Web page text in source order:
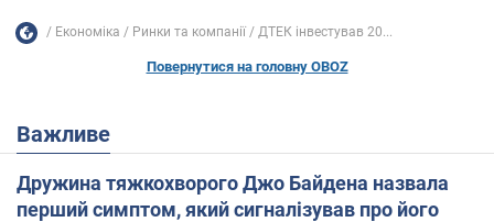
Економіка Ринки та компанії ДТЕК інвестував 20...
Повернутися на головну OBOZ
Важливе
Дружина тяжкохворого Джо Байдена назвала
перший симптом, який сигналізував про його